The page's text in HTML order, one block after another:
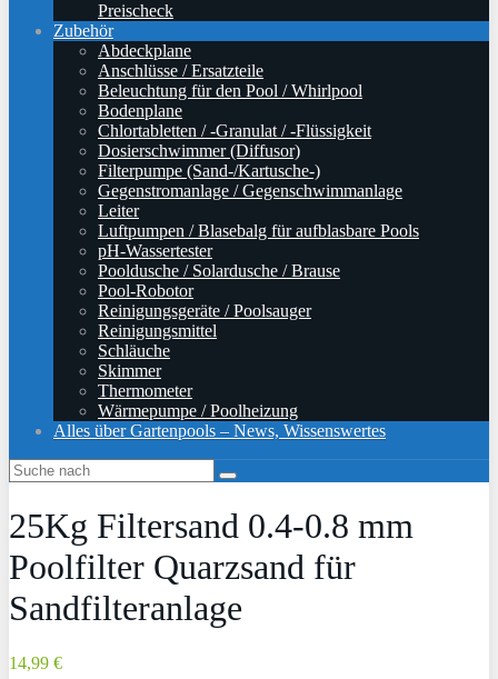
Preischeck
Zubehör
Abdeckplane
Anschlüsse / Ersatzteile
Beleuchtung für den Pool / Whirlpool
Bodenplane
Chlortabletten / -Granulat / -Flüssigkeit
Dosierschwimmer (Diffusor)
Filterpumpe (Sand-/Kartusche-)
Gegenstromanlage / Gegenschwimmanlage
Leiter
Luftpumpen / Blasebalg für aufblasbare Pools
pH-Wassertester
Pooldusche / Solardusche / Brause
Pool-Robotor
Reinigungsgeräte / Poolsauger
Reinigungsmittel
Schläuche
Skimmer
Thermometer
Wärmepumpe / Poolheizung
Alles über Gartenpools – News, Wissenswertes
25Kg Filtersand 0.4-0.8 mm
Poolfilter Quarzsand für
Sandfilteranlage
14,99 €